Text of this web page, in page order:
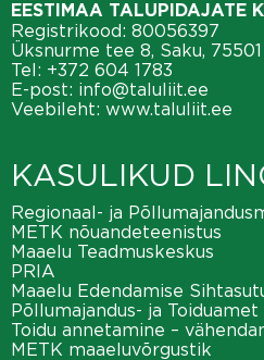
EESTIMAA TALUPIDAJATE
Registrikood: 80056397
Üksnurme tee 8, Saku,
Tel: +372 604 1783
E-post: info@taluliit.ee
Veebileht: www.taluliit.ee
KASULIKUD
Regionaal- ja
METK nõuandeteenistus
Maaelu Teadmuskeskus
PRIA
Maaelu Edendamise
Põllumajandus- ja Toiduamet
Toidu annetamine –
METK maaeluvõrgustik